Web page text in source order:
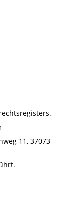
11, 37073